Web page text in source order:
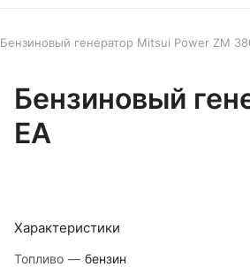
Бензиновый генератор Mitsui Power ZM
Бензиновый
EA
Характеристики
Топливо — бензин